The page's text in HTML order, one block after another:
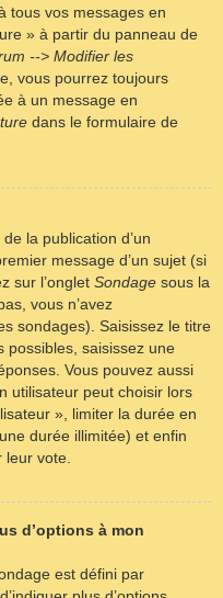
tous vos messages en
» à partir du panneau de
--> Modifier les
vous pourrez toujours
à un message en
dans le formulaire de
la publication d’un
message d’un sujet (si
sur l’onglet Sondage sous la
vous n’avez
sondages). Saisissez le titre
possibles, saisissez une
Vous pouvez aussi
utilisateur peut choisir lors
», limiter la durée en
durée illimitée) et enfin
vote.
d’options à mon
est défini par